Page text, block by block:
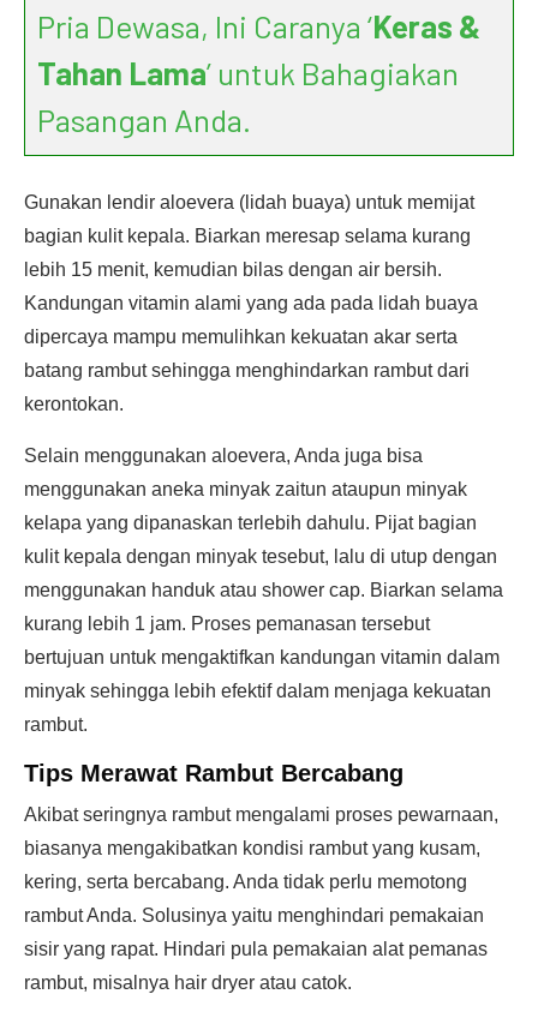
Pria Dewasa, Ini Caranya ‘Keras &
Tahan Lama’ untuk Bahagiakan
Pasangan Anda.
Gunakan lendir aloevera (lidah buaya) untuk memijat
bagian kulit kepala. Biarkan meresap selama kurang
lebih 15 menit, kemudian bilas dengan air bersih.
Kandungan vitamin alami yang ada pada lidah buaya
dipercaya mampu memulihkan kekuatan akar serta
batang rambut sehingga menghindarkan rambut dari
kerontokan.
Selain menggunakan aloevera, Anda juga bisa
menggunakan aneka minyak zaitun ataupun minyak
kelapa yang dipanaskan terlebih dahulu. Pijat bagian
kulit kepala dengan minyak tesebut, lalu di utup dengan
menggunakan handuk atau shower cap. Biarkan selama
kurang lebih 1 jam. Proses pemanasan tersebut
bertujuan untuk mengaktifkan kandungan vitamin dalam
minyak sehingga lebih efektif dalam menjaga kekuatan
rambut.
Tips Merawat Rambut Bercabang
Akibat seringnya rambut mengalami proses pewarnaan,
biasanya mengakibatkan kondisi rambut yang kusam,
kering, serta bercabang. Anda tidak perlu memotong
rambut Anda. Solusinya yaitu menghindari pemakaian
sisir yang rapat. Hindari pula pemakaian alat pemanas
rambut, misalnya hair dryer atau catok.